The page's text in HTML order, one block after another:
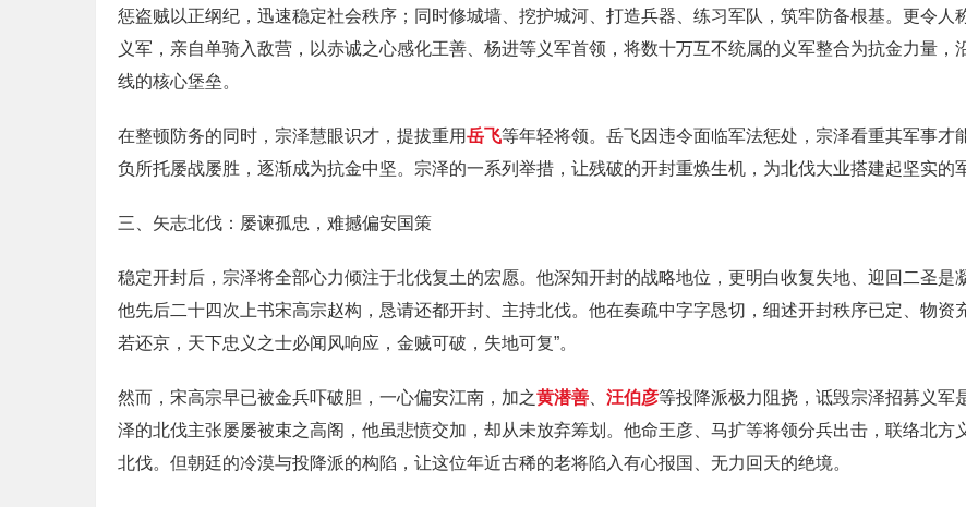
惩盗贼以正纲纪，迅速稳定社会秩序；同时修城墙、挖护城河、打造兵器、练习军队，筑牢防备根基。更令
义军，亲自单骑入敌营，以赤诚之心感化王善、杨进等义军首领，将数十万互不统属的义军整合为抗金力量
线的核心堡垒。
在整顿防务的同时，宗泽慧眼识才，提拔重用岳飞等年轻将领。岳飞因违令面临军法惩处，宗泽看重其军事
负所托屡战屡胜，逐渐成为抗金中坚。宗泽的一系列举措，让残破的开封重焕生机，为北伐大业搭建起坚实的
三、矢志北伐：屡谏孤忠，难撼偏安国策
稳定开封后，宗泽将全部心力倾注于北伐复土的宏愿。他深知开封的战略地位，更明白收复失地、迎回二圣是
他先后二十四次上书宋高宗赵构，恳请还都开封、主持北伐。他在奏疏中字字恳切，细述开封秩序已定、物资
若还京，天下忠义之士必闻风响应，金贼可破，失地可复”。
然而，宋高宗早已被金兵吓破胆，一心偏安江南，加之黄潜善 汪伯彦等投降派极力阻挠，诋毁宗泽招募义军
泽的北伐主张屡屡被束之高阁，他虽悲愤交加，却从未放弃筹划。他命王彦、马扩等将领分兵出击，联络北
北伐。但朝廷的冷漠与投降派的构陷，让这位年近古稀的老将陷入有心报国、无力回天的绝境。